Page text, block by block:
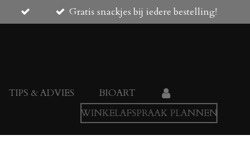
Gratis snackjes bij iedere bestelling!
TIPS & ADVIES
BIOART
WINKELAFSPRAAK PLANNEN